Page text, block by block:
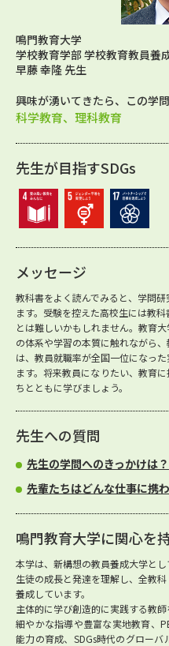
鳴門教育大学
学校教育学部 学校教育教員養
早藤 幸隆 先生
興味が湧いてきたら、この学
科学教育、理科教育
先生が目指すSDGs
メッセージ
教科書をよく読んでみると、学問
ます。受験を控えた高校生には教
とは難しいかもしれません。教育
の体系や学習の本質に触れながら
は、教員就職率が全国一位になっ
ます。将来教員になりたい、教育
ちとともに学びましょう。
先生への質問
先生の学問へのきっかけは？
先輩たちはどんな仕事に携
鳴門教育大学に関心を
本学は、新構想の教員養成大学と
生徒の成長と発達を理解し、全教
養成しています。
主体的に学び創造的に実践する教
細やかな指導や豊富な実地教育、
能力の育成、SDGs時代のグロー